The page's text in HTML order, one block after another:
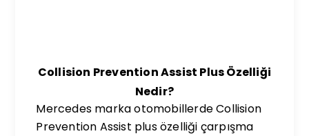
Collision Prevention Assist Plus Özelliği
Nedir?
Mercedes marka otomobillerde Collision
Prevention Assist plus özelliği çarpışma